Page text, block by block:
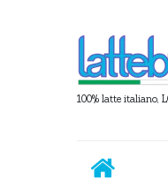
100% latte italiano,